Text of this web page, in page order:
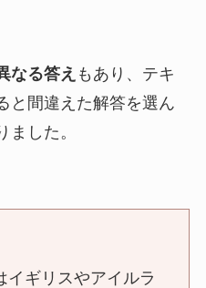
なる答え もあり、テキ
と間違えた解答を選ん
した。
イギリスやアイルラ